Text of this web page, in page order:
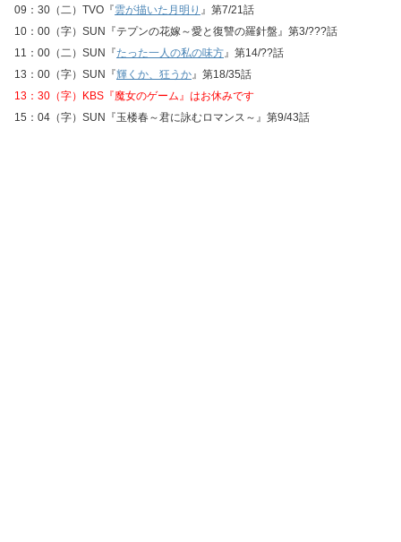
09：30（二）TVO『雲が描いた月明り 』第7/21話
10：00（字）SUN『テプンの花嫁～愛と復讐の羅針盤』第3/???話
11：00（二）SUN『たった一人の私の味方』第14/??話
13：00（字）SUN『輝くか、狂うか』第18/35話
13：30（字）KBS『魔女のゲーム』はお休みです
15：04（字）SUN『玉楼春～君に詠むロマンス～』第9/43話